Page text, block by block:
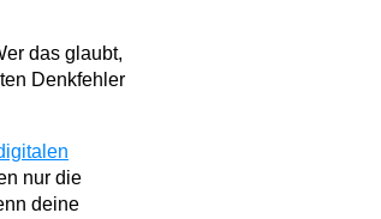
das glaubt,
Denkfehler
nur die
deine